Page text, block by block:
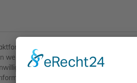
zur Beantwortung meiner
nach abgeschlossener Bearbeitung
jederzeit für die Zukunft per E-Mail
zum Umgang mit Nutzerdaten